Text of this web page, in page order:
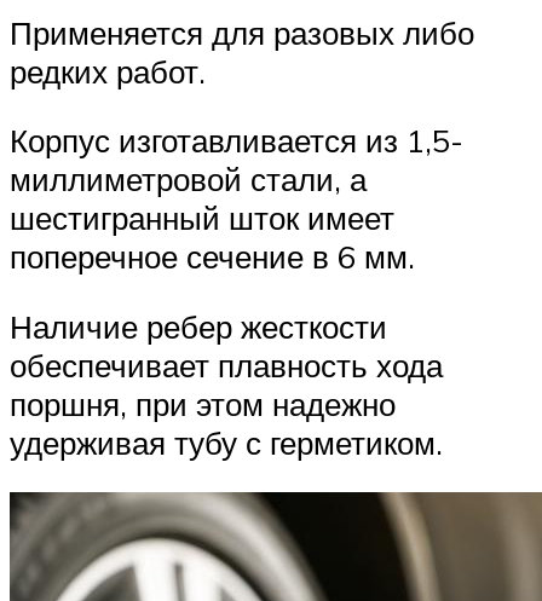
Применяется для разовых либо
редких работ.
Корпус изготавливается из 1,5-
миллиметровой стали, а
шестигранный шток имеет
поперечное сечение в 6 мм.
Наличие ребер жесткости
обеспечивает плавность хода
поршня, при этом надежно
удерживая тубу с герметиком.